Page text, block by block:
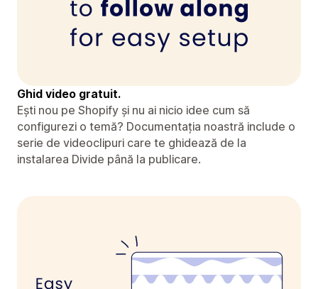
Ghid video gratuit.
Ești nou pe Shopify și nu ai nicio idee cum să
configurezi o temă? Documentația noastră include o
serie de videoclipuri care te ghidează de la
instalarea Divide până la publicare.